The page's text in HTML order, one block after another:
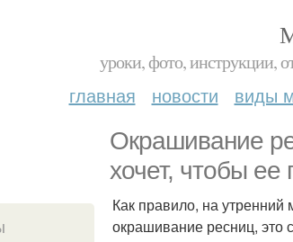
уроки, фото, инструкции,
главная новости виды
Окрашивание
хочет, чтобы ее
Как правило, на
окрашивание ресниц, это